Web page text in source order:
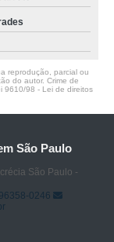
reprodução, parcial ou
do autor. Crime de
9610/98 - Lei de direitos
São Paulo
São Paulo -
0246